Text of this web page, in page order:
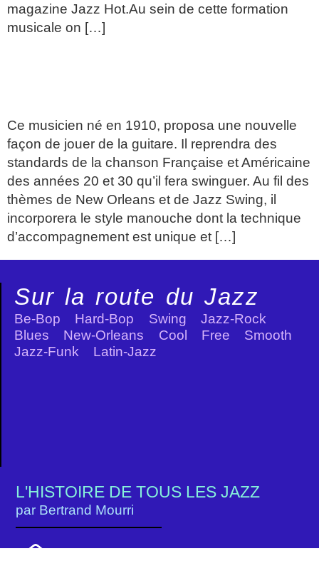
magazine Jazz Hot.Au sein de cette formation
musicale on […]
Ce musicien né en 1910, proposa une nouvelle
façon de jouer de la guitare. Il reprendra des
standards de la chanson Française et Américaine
des années 20 et 30 qu’il fera swinguer. Au fil des
thèmes de New Orleans et de Jazz Swing, il
incorporera le style manouche dont la technique
d’accompagnement est unique et […]
Sur la route du Jazz
Be-Bop Hard-Bop Swing Jazz-Rock
Blues New-Orleans Cool Free Smooth
Jazz-Funk Latin-Jazz
L'HISTOIRE DE TOUS LES JAZZ
par Bertrand Mourri
contact@surlaroutedujazz.fr